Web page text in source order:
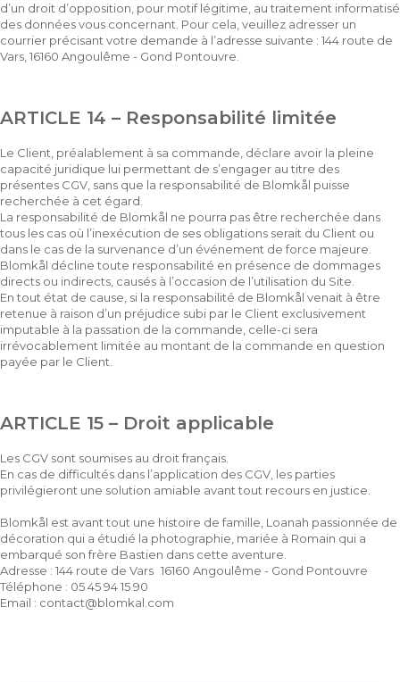
d’un droit d’opposition, pour motif légitime, au traitement informatisé
des données vous concernant. Pour cela, veuillez adresser un
courrier précisant votre demande à l’adresse suivante : 144 route de
Vars, 16160 Angoulême - Gond Pontouvre.
ARTICLE 14 – Responsabilité limitée
Le Client, préalablement à sa commande, déclare avoir la pleine
capacité juridique lui permettant de s’engager au titre des
présentes CGV, sans que la responsabilité de Blomkål puisse
recherchée à cet égard.
La responsabilité de Blomkål ne pourra pas être recherchée dans
tous les cas où l’inexécution de ses obligations serait du Client ou
dans le cas de la survenance d’un événement de force majeure.
Blomkål décline toute responsabilité en présence de dommages
directs ou indirects, causés à l’occasion de l’utilisation du Site.
En tout état de cause, si la responsabilité de Blomkål venait à être
retenue à raison d’un préjudice subi par le Client exclusivement
imputable à la passation de la commande, celle-ci sera
irrévocablement limitée au montant de la commande en question
payée par le Client.
ARTICLE 15 – Droit applicable
Les CGV sont soumises au droit français.
En cas de difficultés dans l’application des CGV, les parties
privilégieront une solution amiable avant tout recours en justice.
Blomkål est avant tout une histoire de famille, Loanah passionnée de
décoration qui a étudié la photographie, mariée à Romain qui a
embarqué son frère Bastien dans cette aventure.
Adresse : 144 route de Vars 16160 Angoulême - Gond Pontouvre
Téléphone : 05 45 94 15 90
Email : contact@blomkal.com